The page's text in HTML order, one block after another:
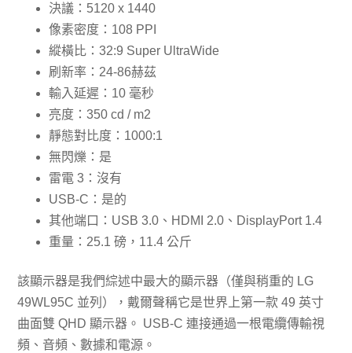
決議：5120 x 1440
像素密度：108 PPI
縱橫比：32:9 Super UltraWide
刷新率：24-86赫茲
輸入延遲：10 毫秒
亮度：350 cd / m2
靜態對比度：1000:1
無閃爍：是
雷電 3：沒有
USB-C：是的
其他端口：USB 3.0、HDMI 2.0、DisplayPort 1.4
重量：25.1 磅，11.4 公斤
該顯示器是我們綜述中最大的顯示器（僅與稍重的 LG
49WL95C 並列），戴爾聲稱它是世界上第一款 49 英寸
曲面雙 QHD 顯示器。 USB-C 連接通過一根電纜傳輸視
頻、音頻、數據和電源。